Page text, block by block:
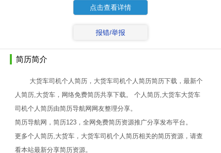
点击查看详情
报错/举报
简历简介
大货车司机个人简历，大货车司机个人简历简历下载，最新个
人简历,大货车，网络免费简历共享下载。 个人简历,大货车大货车
司机个人简历由简历导航网网友整理分享。
简历导航网，简历123，全网免费简历资源推广分享发布平台。
更多个人简历,大货车，大货车司机个人简历相关的简历资源，请查
看本站最新分享简历资源。